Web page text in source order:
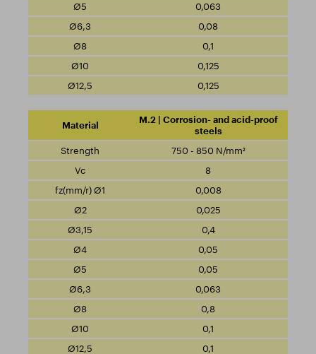
0,063
0,08
0,1
0,125
0,125
M.2 | Corrosion- and acid-proof
steels
750 - 850 N/mm²
8
0,008
0,025
0,4
0,05
0,05
0,063
0,8
0,1
0,1